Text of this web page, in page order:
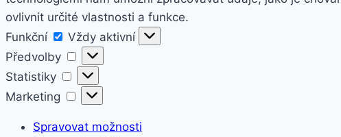
ovlivnit určité vlastnosti a funkce.
Funkční
Funkční
Vždy aktivní
Předvolby
Předvolby
Statistiky
Statistiky
Marketing
Marketing
Spravovat možnosti